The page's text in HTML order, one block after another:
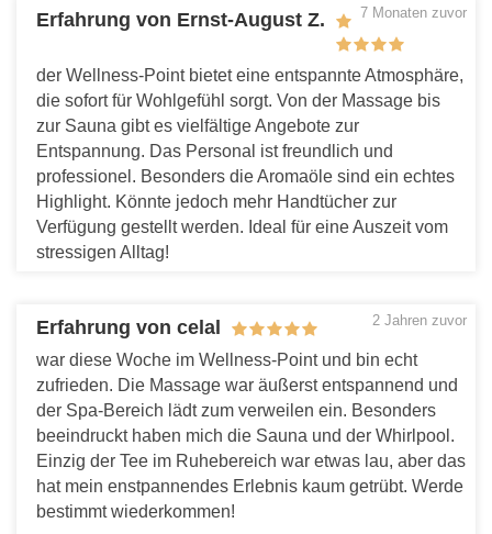
Erfahrung von Ernst-August Z. 7 Monaten zuvor
der Wellness-Point bietet eine entspannte Atmosphäre,
die sofort für Wohlgefühl sorgt. Von der Massage bis
zur Sauna gibt es vielfältige Angebote zur
Entspannung. Das Personal ist freundlich und
professionel. Besonders die Aromaöle sind ein echtes
Highlight. Könnte jedoch mehr Handtücher zur
Verfügung gestellt werden. Ideal für eine Auszeit vom
stressigen Alltag!
Erfahrung von celal 2 Jahren zuvor
war diese Woche im Wellness-Point und bin echt
zufrieden. Die Massage war äußerst entspannend und
der Spa-Bereich lädt zum verweilen ein. Besonders
beeindruckt haben mich die Sauna und der Whirlpool.
Einzig der Tee im Ruhebereich war etwas lau, aber das
hat mein enstpannendes Erlebnis kaum getrübt. Werde
bestimmt wiederkommen!